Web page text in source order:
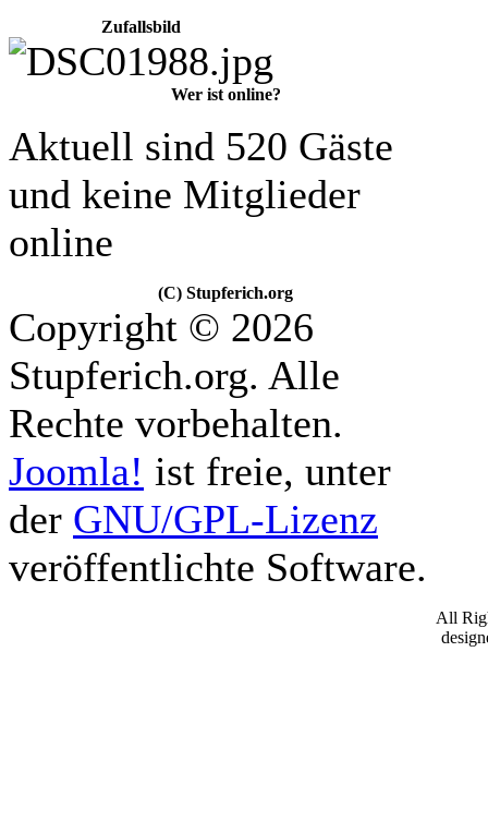
Zufallsbild
Wer ist online?
Aktuell sind 520 Gäste
und keine Mitglieder
online
(C) Stupferich.org
Copyright © 2026
Stupferich.org. Alle
Rechte vorbehalten.
Joomla! ist freie, unter
der GNU/GPL-Lizenz
veröffentlichte Software.
All